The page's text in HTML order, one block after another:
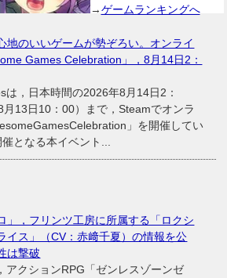
→ゲームランキングへ
地のいいゲームが勢ぞろい。オンライ
Games Celebration」，8月14日2：
，日本時間の2026年8月14日2：
13日10：00）まで，Steamでオンラ
」を開催してい
となる本イベント...
」，フリンツ工房に所属する「ロクシ
イス」（CV：赤﨑千夏）の情報を公
は撃破
クションRPG「ゼンレスゾーンゼ